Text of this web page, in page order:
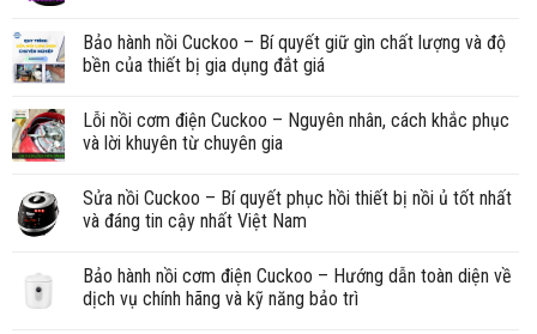
Bảo hành nồi Cuckoo – Bí quyết giữ gìn chất lượng và độ
bền của thiết bị gia dụng đắt giá
Lỗi nồi cơm điện Cuckoo – Nguyên nhân, cách khắc phục
và lời khuyên từ chuyên gia
Sửa nồi Cuckoo – Bí quyết phục hồi thiết bị nồi ủ tốt nhất
và đáng tin cậy nhất Việt Nam
Bảo hành nồi cơm điện Cuckoo – Hướng dẫn toàn diện về
dịch vụ chính hãng và kỹ năng bảo trì